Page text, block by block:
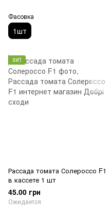
Фасовка
1шт
ХИТ
Рассада томата Солероссо F1
в кассете 1 шт
45.00 грн
Ожидается